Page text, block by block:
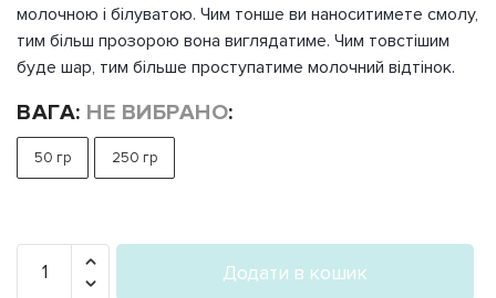
молочною і білуватою. Чим тонше ви наноситимете смолу,
тим більш прозорою вона виглядатиме. Чим товстішим
буде шар, тим більше проступатиме молочний відтінок.
ВАГА: НЕ ВИБРАНО:
50 гр 250 гр
Загущувач
Додати в кошик